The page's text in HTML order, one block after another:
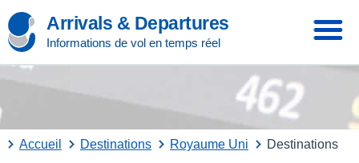
Arrivals & Departures
Informations de vol en temps réel
Accueil Destinations Royaume Uni Destinations